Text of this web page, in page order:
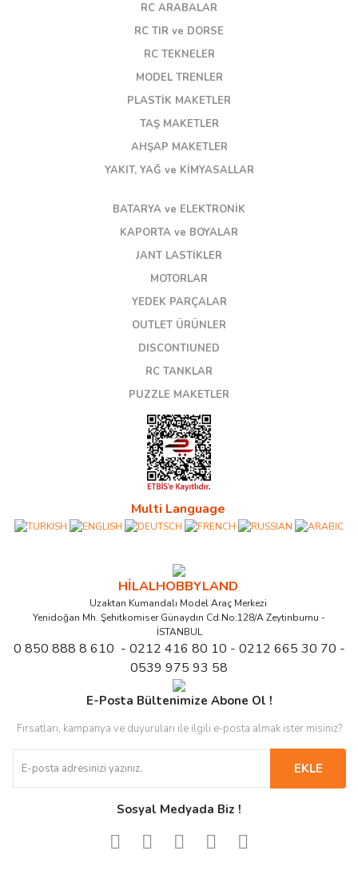
RC ARABALAR
RC TIR ve DORSE
RC TEKNELER
MODEL TRENLER
PLASTİK MAKETLER
TAŞ MAKETLER
AHŞAP MAKETLER
YAKIT, YAĞ ve KİMYASALLAR
BATARYA ve ELEKTRONİK
KAPORTA ve BOYALAR
JANT LASTİKLER
MOTORLAR
YEDEK PARÇALAR
OUTLET ÜRÜNLER
DISCONTIUNED
RC TANKLAR
PUZZLE MAKETLER
Multi Language
HİLALHOBBYLAND
Uzaktan Kumandalı Model Araç Merkezi
Yenidoğan Mh. Şehitkomiser Günaydın Cd.No:128/A Zeytinburnu -
İSTANBUL
0 850 888 8 610 - 0212 416 80 10 - 0212 665 30 70 -
0539 975 93 58
E-Posta Bültenimize Abone Ol !
Fırsatları, kampanya ve duyuruları ile ilgili e-posta almak ister misiniz?
EKLE
Sosyal Medyada Biz !